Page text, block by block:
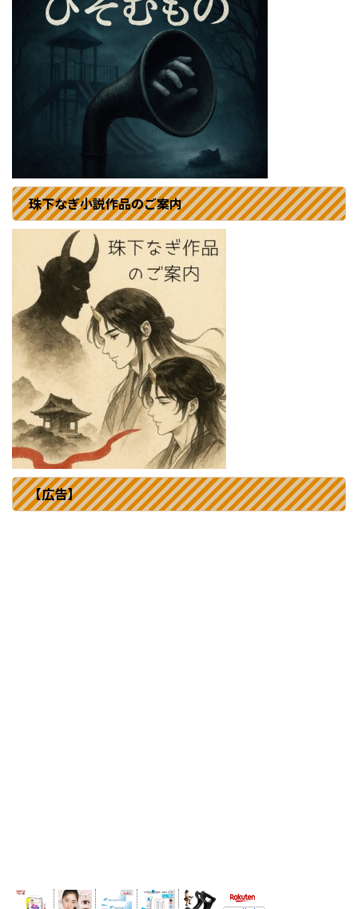
珠下なぎ小説作品のご案内
【広告】